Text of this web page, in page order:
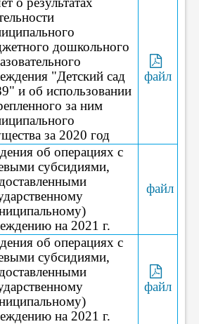
дошкольного
"Детский сад
и об использовании
за ним
за 2020 год
файл
об операциях с
субсидиями,
на 2021 г.
файл
об операциях с
субсидиями,
на 2021 г.
файл